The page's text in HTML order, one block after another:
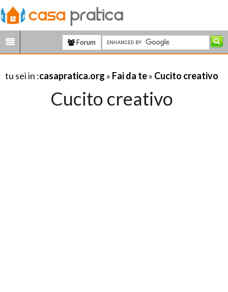
Forum
tu sei in :casapratica.org » Fai da te» Cucito creativo
Cucito creativo